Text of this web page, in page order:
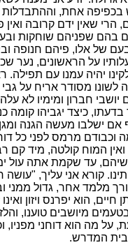
אחת,
הרי שאין ידם קרובה
בהם שפניהם שוחקות
של אלו, פיהם חנופה
על הראשונים, נער
יהיה עמנו עם תפילה.
לשונו מסודר אריח על
יושבי חברון ומימיו לא
כיצד יגביהו קומה
אם ישלבו מעשה הגנה
וכבודם מרמס לפני כל
המוח קולטה, מיד קם
עד שקמת אתה עול
קורא אני עליך,
מלמד אחר, גדול ממני
חיים, הוא יפרנס ויזון
מיושבים טוענו,
על מה הוא דוחני
המדרש.